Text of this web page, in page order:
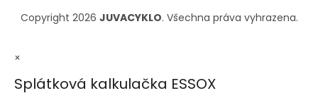
Copyright 2026 JUVACYKLO. Všechna práva vyhrazena.
×
Splátková kalkulačka ESSOX